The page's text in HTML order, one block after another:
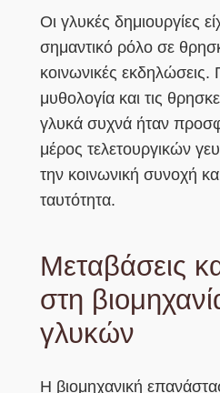
Οι γλυκές δημιουργίες
σημαντικό ρόλο σε
κοινωνικές εκδηλώσεις.
μυθολογία και τις
γλυκά συχνά ήταν
μέρος τελετουργικών
την κοινωνική συνοχή
ταυτότητα.
Μεταβάσεις
στη
γλυκών
Η βιομηχανική